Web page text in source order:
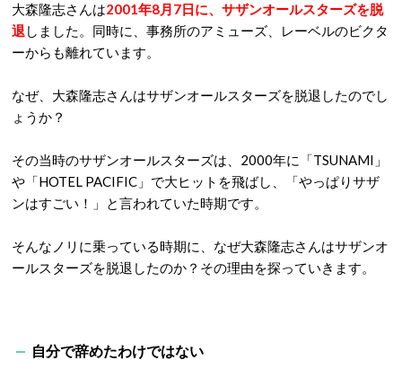
大森隆志さんは2001年8月7日に、サザンオールスターズを脱
退 しました。同時に、事務所のアミューズ、レーベルのビクタ
ーからも離れています。
なぜ、大森隆志さんはサザンオールスターズを脱退したのでし
ょうか？
その当時のサザンオールスターズは、2000年に「TSUNAMI」
や「HOTEL PACIFIC」で大ヒットを飛ばし、「やっぱりサザ
ンはすごい！」と言われていた時期です。
そんなノリに乗っている時期に、なぜ大森隆志さんはサザンオ
ールスターズを脱退したのか？その理由を探っていきます。
自分で辞めたわけではない